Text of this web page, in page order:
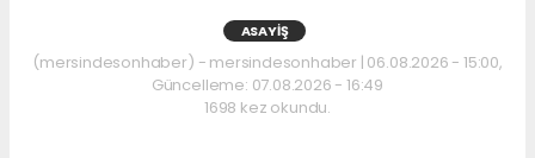
ASAYIŞ
(mersindesonhaber) - mersindesonhaber | 06.08.2026 - 15:00,
Güncelleme: 07.08.2026 - 16:49
1698 kez okundu.